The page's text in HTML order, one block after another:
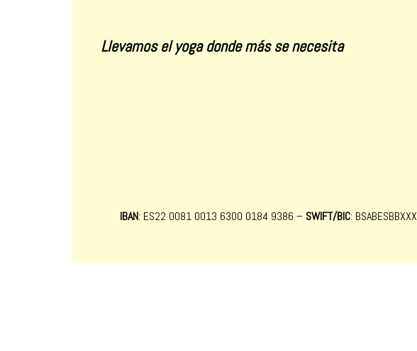
Llevamos el yoga donde más se necesita
IBAN: ES22 0081 0013 6300 0184 9386 – SWIFT/BIC: BSABESBBXXX